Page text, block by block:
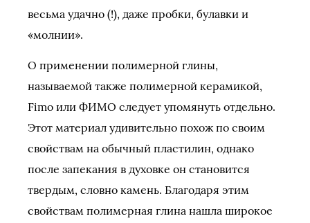
весьма удачно (!), даже пробки, булавки и
«молнии».
О применении полимерной глины,
называемой также полимерной керамикой,
Fimo или ФИМО следует упомянуть отдельно.
Этот материал удивительно похож по своим
свойствам на обычный пластилин, однако
после запекания в духовке он становится
твердым, словно камень. Благодаря этим
свойствам полимерная глина нашла широкое